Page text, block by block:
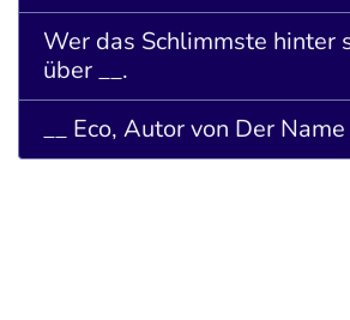
Wer das Schlimmste hinter
über __.
__ Eco, Autor von Der